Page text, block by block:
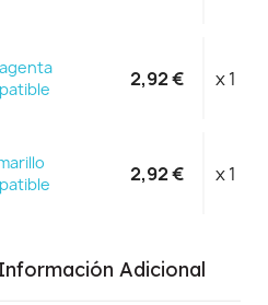
2,92 € x 1
2,92 € x 1
Adicional